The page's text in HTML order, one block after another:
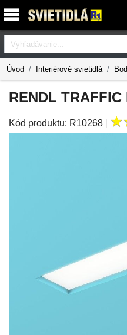
Vyhľadávanie
Úvod Interiérové svietidlá
RENDL TRAFFIC
Kód produktu: R10268 ★
★